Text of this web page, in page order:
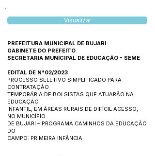
Visualizar
PREFEITURA MUNICIPAL DE BUJARI
GABINETE DO PREFEITO
SECRETARIA MUNICIPAL DE EDUCAÇÃO - SEME
EDITAL DE N°02/2023
PROCESSO SELETIVO SIMPLIFICADO PARA
CONTRATAÇÃO
TEMPORÁRIA DE BOLSISTAS QUE ATUARÃO NA
EDUCAÇÃO
INFANTIL, EM ÁREAS RURAIS DE DIFÍCIL ACESSO,
NO MUNICÍPIO
DE BUJARI – PROGRAMA CAMINHOS DA EDUCAÇÃO
DO
CAMPO: PRIMEIRA INFÂNCIA